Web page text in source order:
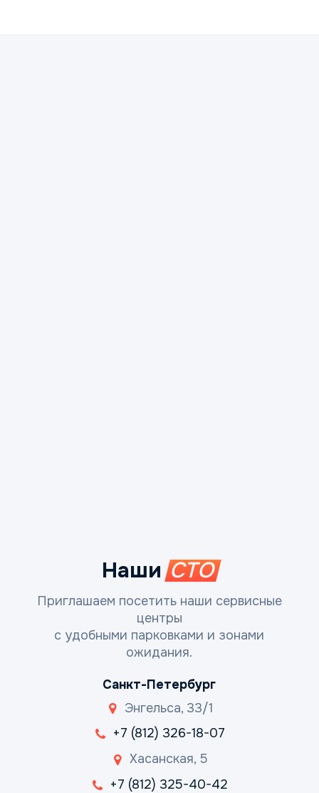
Наши СТО
Приглашаем посетить наши сервисные
центры
с удобными парковками и зонами
ожидания.
Санкт-Петербург
Энгельса, 33/1
+7 (812) 326-18-07
Хасанская, 5
+7 (812) 325-40-42